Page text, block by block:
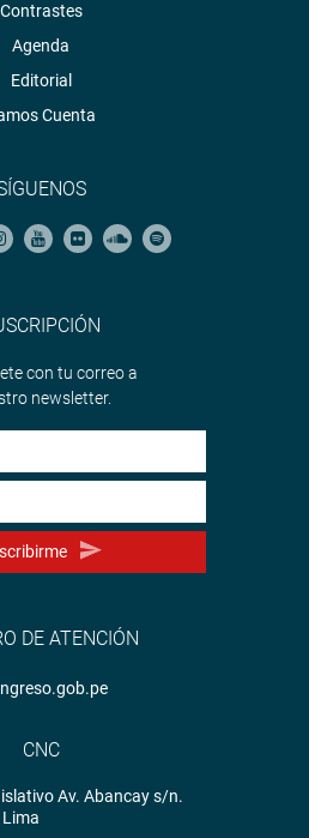
Contrastes
Agenda
Editorial
Cuenta
con tu correo a
newsletter.
DE ATENCIÓN
CNC
Av. Abancay s/n.